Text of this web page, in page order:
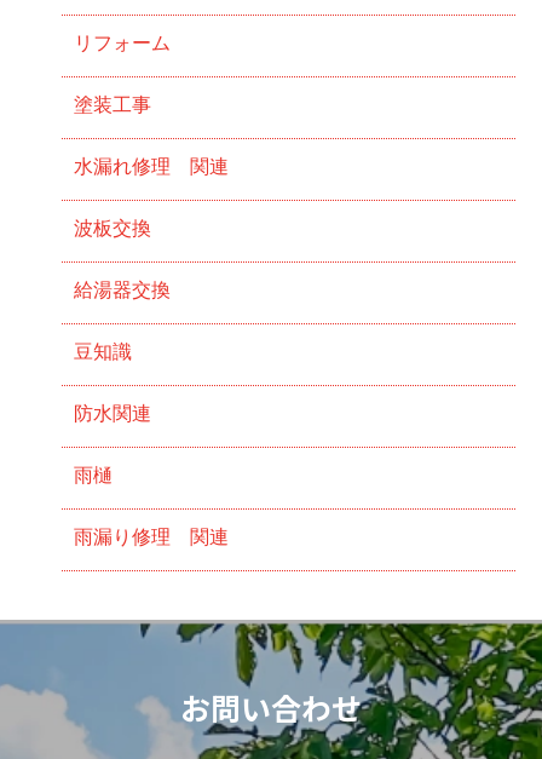
リフォーム
塗装工事
水漏れ修理 関連
波板交換
給湯器交換
豆知識
防水関連
雨樋
雨漏り修理 関連
お問い合わせ